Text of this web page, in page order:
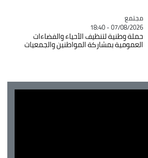
Catégorie
مجتمع
07/08/2026 - 18:40
حملة وطنية لتنظيف الأحياء والفضاءات
العمومية بمشاركة المواطنين والجمعيات